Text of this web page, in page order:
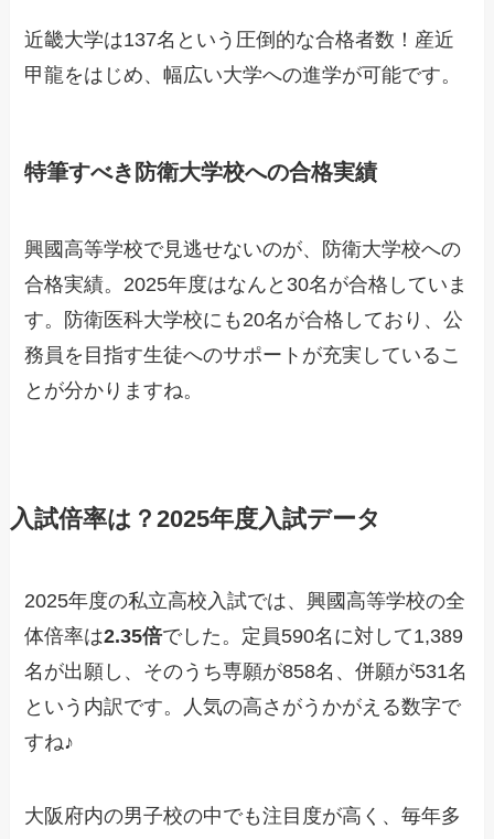
近畿大学は137名という圧倒的な合格者数！産近
甲龍をはじめ、幅広い大学への進学が可能です。
特筆すべき防衛大学校への合格実績
興國高等学校で見逃せないのが、防衛大学校への
合格実績。2025年度はなんと30名が合格していま
す。防衛医科大学校にも20名が合格しており、公
務員を目指す生徒へのサポートが充実しているこ
とが分かりますね。
入試倍率は？2025年度入試データ
2025年度の私立高校入試では、興國高等学校の全
体倍率は2.35倍でした。定員590名に対して1,389
名が出願し、そのうち専願が858名、併願が531名
という内訳です。人気の高さがうかがえる数字で
すね♪
大阪府内の男子校の中でも注目度が高く、毎年多